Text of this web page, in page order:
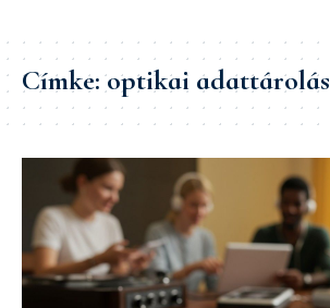
Címke:optikai adattárolás